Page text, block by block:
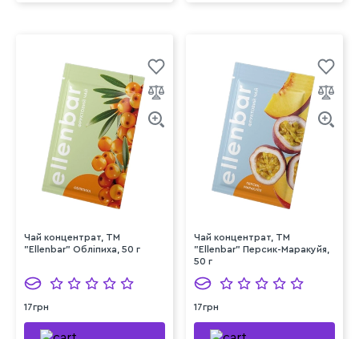
Чай концентрат, TM
"Ellenbar" Обліпиха, 50 г
17грн
Чай концентрат, TM
"Ellenbar" Персик-Маракуйя,
50 г
17грн